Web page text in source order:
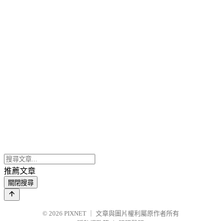
推薦文章
關閉搜尋
© 2026 PIXNET
文章與圖片權利屬原作者所有